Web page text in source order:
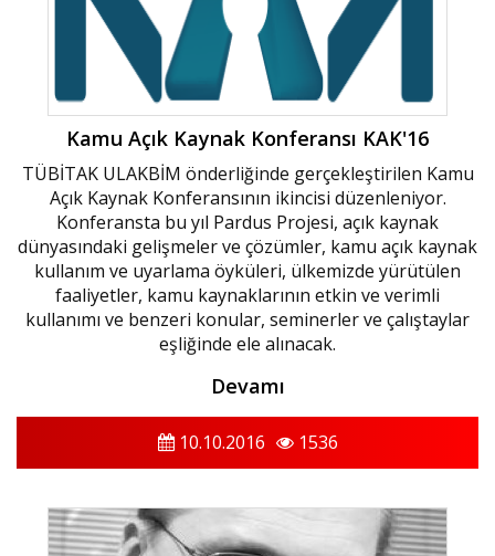
Kamu Açık Kaynak Konferansı KAK'16
TÜBİTAK ULAKBİM önderliğinde gerçekleştirilen Kamu
Açık Kaynak Konferansının ikincisi düzenleniyor.
Konferansta bu yıl Pardus Projesi, açık kaynak
dünyasındaki gelişmeler ve çözümler, kamu açık kaynak
kullanım ve uyarlama öyküleri, ülkemizde yürütülen
faaliyetler, kamu kaynaklarının etkin ve verimli
kullanımı ve benzeri konular, seminerler ve çalıştaylar
eşliğinde ele alınacak.
Devamı
10.10.2016 1536